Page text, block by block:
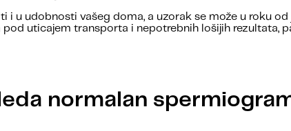
i u udobnosti vašeg doma, a uzorak se može u roku
uticajem transporta i nepotrebnih lošijih rezultata,
normalan